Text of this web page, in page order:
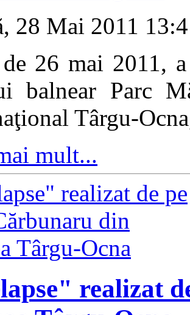
28 Mai 2011
de 26 mai 2011,
balnear Parc
Târgu-
mult...
realizat